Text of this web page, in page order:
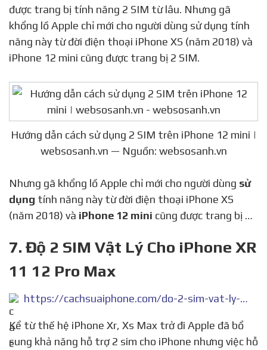
được trang bị tính năng 2 SIM từ lâu. Nhưng gã
khổng lồ Apple chỉ mới cho người dùng sử dụng tính
năng này từ đời điện thoại iPhone XS (năm 2018) và
iPhone 12 mini cũng được trang bị 2 SIM.
Hướng dẫn cách sử dụng 2 SIM trên iPhone 12 mini |
websosanh.vn — Nguồn: websosanh.vn
Nhưng gã khổng lồ Apple chỉ mới cho người dùng sử
dụng tính năng này từ đời điện thoại iPhone XS
(năm 2018) và iPhone 12 mini cũng được trang bị …
7. Độ 2 SIM Vật Lý Cho iPhone XR
11 12 Pro Max
https://cachsuaiphone.com/do-2-sim-vat-ly-cho-iphone/
Kể từ thế hệ iPhone Xr, Xs Max trở đi Apple đã bổ
sung khả năng hỗ trợ 2 sim cho iPhone nhưng việc hỗ